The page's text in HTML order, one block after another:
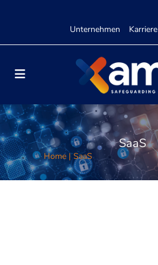
Unternehmen Karriere
SaaS
Home |SaaS